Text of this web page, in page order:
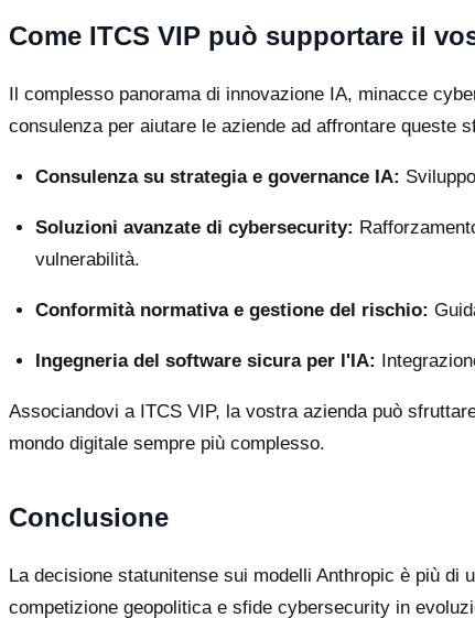
Come ITCS VIP può supportare il
Il complesso panorama di innovazione IA, minacce
consulenza per aiutare le aziende ad affrontare queste
Consulenza su strategia e governance IA:
Soluzioni avanzate di cybersecurity:
vulnerabilità.
Conformità normativa e gestione del rischio:
Ingegneria del software sicura per l'IA:
Associandovi a ITCS VIP, la vostra azienda può
mondo digitale sempre più complesso.
Conclusione
La decisione statunitense sui modelli Anthropic è più
competizione geopolitica e sfide cybersecurity in